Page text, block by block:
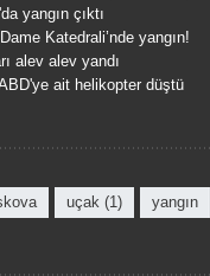
yangın çıktı
Katedrali’nde yangın!
alev alev yandı
ait helikopter düştü
uçak (1) yangın